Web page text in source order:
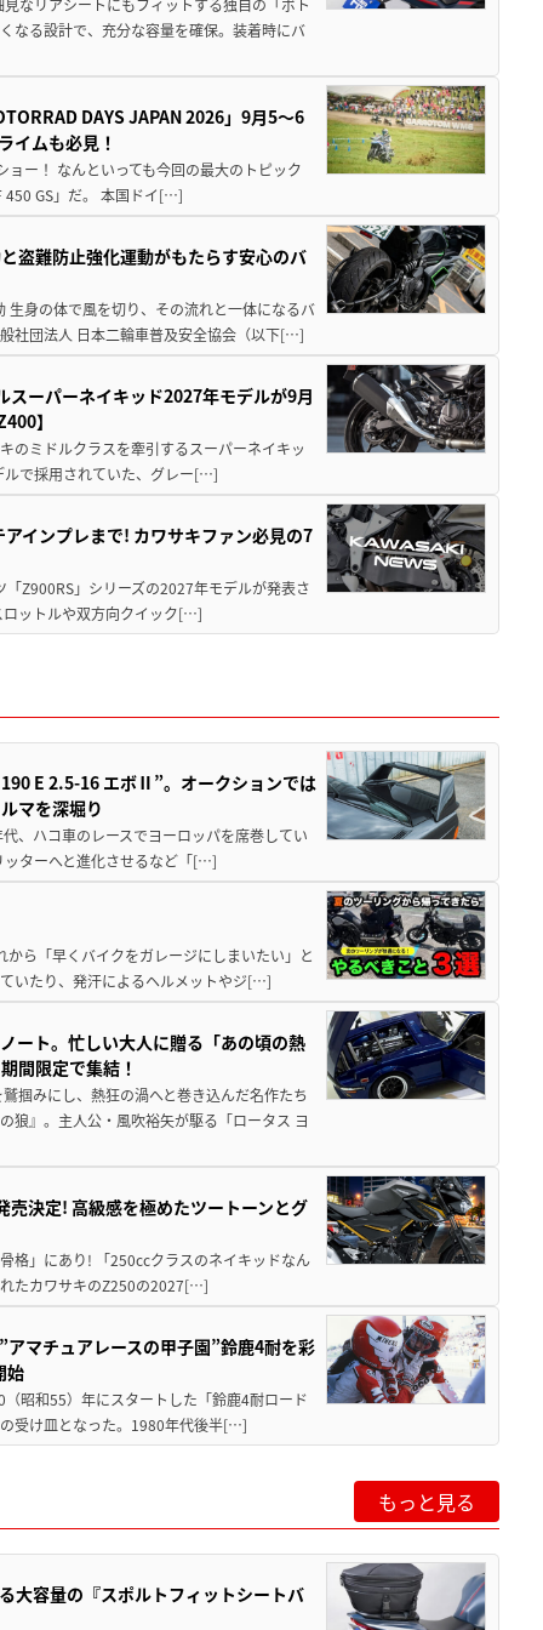
なリアシートにもフィットする独自の「ボト
なる設計で、充分な容量を確保。装着時にバ
DAYS JAPAN 2026」9月5〜6
イムも必見！
ー！ なんといっても今回の最大のトピック
450 GS」だ。 本国ドイ[…]
盗難防止強化運動がもたらす安心のバ
身の体で風を切り、その流れと一体になるバ
社団法人 日本二輪車普及安全協会（以下[…]
ーパーネイキッド2027年モデルが9月
】
のミドルクラスを牽引するスーパーネイキッ
ルで採用されていた、グレー[…]
インプレまで! カワサキファン必見の7
Z900RS」シリーズの2027年モデルが発表さ
ロットルや双方向クイック[…]
E 2.5-16 エボⅡ”。オークションでは
マを深堀り
、ハコ車のレースでヨーロッパを席巻してい
ッターへと進化させるなど「[…]
ら「早くバイクをガレージにしまいたい」と
いたり、発汗によるヘルメットやジ[…]
ート。忙しい大人に贈る「あの頃の熱
間限定で集結！
掴みにし、熱狂の渦へと巻き込んだ名作たち
狼』。主人公・風吹裕矢が駆る「ロータス ヨ
決定! 高級感を極めたツートーンとグ
格」にあり! 「250ccクラスのネイキッドなん
たカワサキのZ250の2027[…]
マチュアレースの甲子園”鈴鹿4耐を彩
始
昭和55）年にスタートした「鈴鹿4耐ロード
受け皿となった。1980年代後半[…]
もっと見る
大容量の『スポルトフィットシートバ